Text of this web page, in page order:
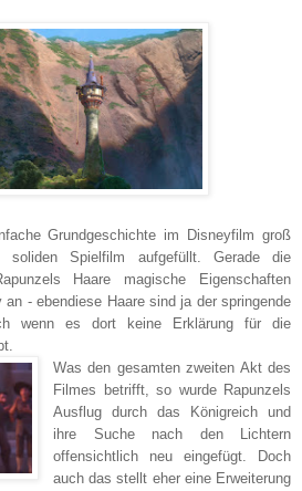
Grundgeschichte im Disneyfilm groß
Spielfilm aufgefüllt. Gerade die
Haare magische Eigenschaften
- ebendiese Haare sind ja der springende
wenn es dort keine Erklärung für die
Was den gesamten zweiten Akt des
Filmes betrifft, so wurde Rapunzels
Ausflug durch das Königreich und
ihre Suche nach den Lichtern
offensichtlich neu eingefügt. Doch
auch das stellt eher eine Erweiterung